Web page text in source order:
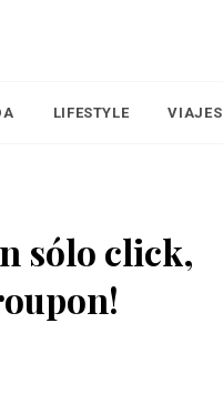
LIFESTYLE VIAJES
sólo click,